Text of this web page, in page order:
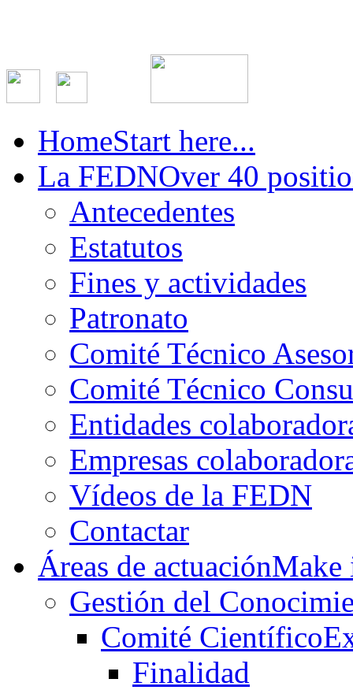
HomeStart here...
La FEDNOver 40
Antecedentes
Estatutos
Fines y actividades
Patronato
Comité Técnico
Comité Técnico
Entidades
Empresas
Vídeos de la FEDN
Contactar
Áreas de actuación
Gestión del
Comité Científico
Finalidad